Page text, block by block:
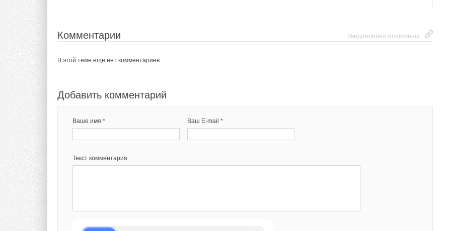
Уведомления отключены
Комментарии
В этой теме еще нет комментариев
Добавить комментарий
Ваше имя * Ваш E-mail *
Текст комментария